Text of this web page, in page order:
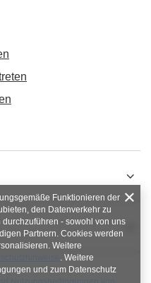
Funktionieren der
den Datenverkehr zu
- sowohl von uns
Partnern. Cookies werden
Weitere
. Weitere
und zum Datenschutz